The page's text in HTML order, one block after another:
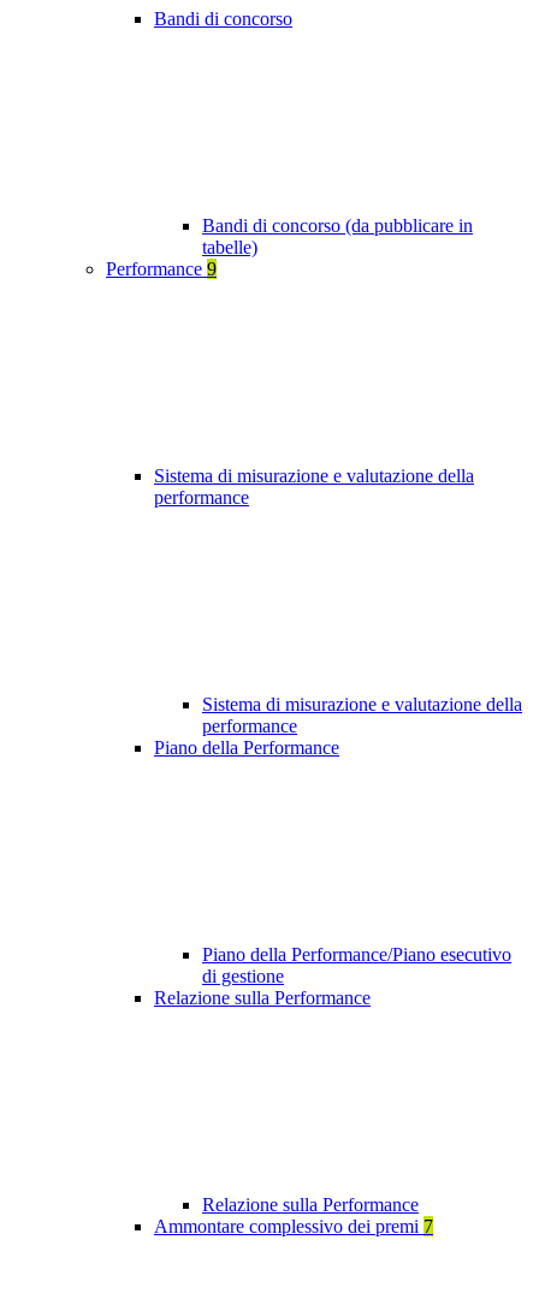
Bandi di concorso
Bandi di concorso (da pubblicare in
tabelle)
Performance 9
Sistema di misurazione e valutazione della
performance
Sistema di misurazione e valutazione della
performance
Piano della Performance
Piano della Performance/Piano esecutivo
di gestione
Relazione sulla Performance
Relazione sulla Performance
Ammontare complessivo dei premi 7